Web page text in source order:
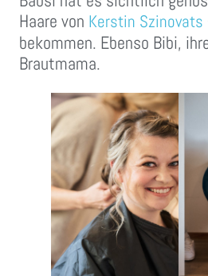
Haare von Kerstin Szinovats
bekommen. Ebenso Bibi,
Brautmama.